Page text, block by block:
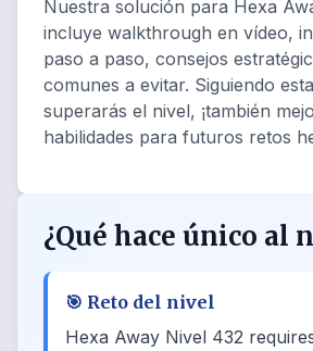
Nuestra solución para Hexa
incluye walkthrough en vídeo,
paso a paso, consejos
comunes a evitar. Siguiendo
superarás el nivel, ¡también
habilidades para futuros retos
¿Qué hace único al
🎯 Reto del nivel
Hexa Away Nivel 432